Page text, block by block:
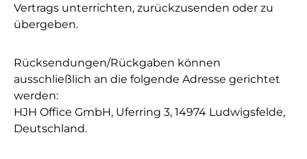
Vertrags unterrichten, zurückzusenden oder zu
übergeben.
Rücksendungen/Rückgaben können
ausschließlich an die folgende Adresse gerichtet
werden:
HJH Office GmbH, Uferring 3, 14974 Ludwigsfelde,
Deutschland.